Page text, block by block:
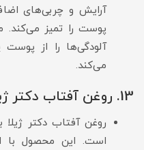
آرایش و چربی‌های
پوست را تمیز می‌کند.
آلودگی‌ها را از
می‌کند.
13. روغن آفتاب دکتر ژیلا
روغن آفتاب دکتر
است. این محصول با